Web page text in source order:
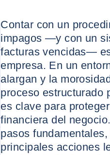
Contar con un
impagos —y con un
facturas vencidas—
empresa. En un
alargan y la
proceso estructurado
es clave para
financiera del
pasos
principales acciones